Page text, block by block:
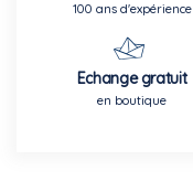
100 ans d'expérience
Echange gratuit
en boutique